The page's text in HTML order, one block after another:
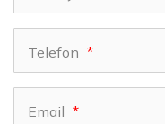
Telefon *
Email *